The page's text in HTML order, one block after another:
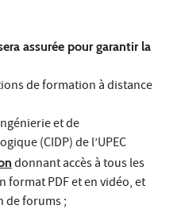
assurée pour garantir la
de formation à distance
et de
(CIDP) de l’UPEC
donnant accès à tous les
PDF et en vidéo, et
de forums ;